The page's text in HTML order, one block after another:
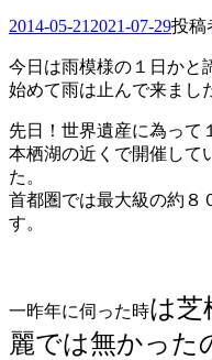
投
日
2014-05-21 2021-07-29投稿
今日は雨模様の１日か
始めて雨は止んで来まし
先日！世界遺産に為って
本栖湖の近くで開催して
た。
首都圏では最大級の約８
す。
一昨年に伺った時は芝
麗では無かった